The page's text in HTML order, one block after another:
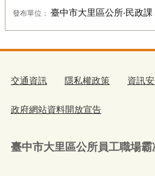
發布單位： 臺中市大里區公所‧民政課
交通資訊 隱私權政策 資訊
政府網站資料開放宣告
臺中市大里區公所員工職場霸
公務人